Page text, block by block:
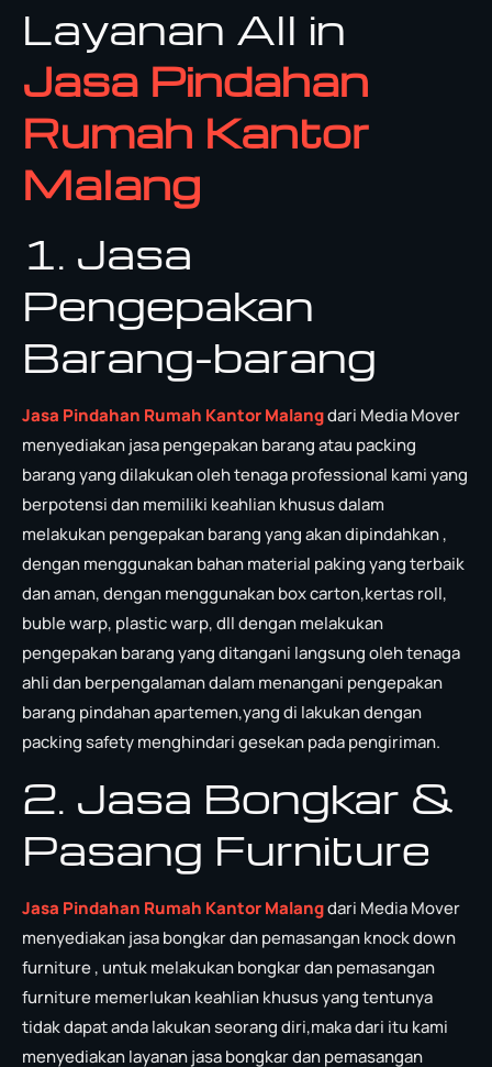
Layanan All in
Jasa Pindahan
Rumah Kantor
Malang
1. Jasa
Pengepakan
Barang-barang
Jasa Pindahan Rumah Kantor Malangdari Media Mover
menyediakan jasa pengepakan barang atau packing
barang yang dilakukan oleh tenaga professional kami yang
berpotensi dan memiliki keahlian khusus dalam
melakukan pengepakan barang yang akan dipindahkan ,
dengan menggunakan bahan material paking yang terbaik
dan aman, dengan menggunakan box carton,kertas roll,
buble warp, plastic warp, dll dengan melakukan
pengepakan barang yang ditangani langsung oleh tenaga
ahli dan berpengalaman dalam menangani pengepakan
barang pindahan apartemen,yang di lakukan dengan
packing safety menghindari gesekan pada pengiriman.
2. Jasa Bongkar &
Pasang Furniture
Jasa Pindahan Rumah Kantor Malangdari Media Mover
menyediakan jasa bongkar dan pemasangan knock down
furniture , untuk melakukan bongkar dan pemasangan
furniture memerlukan keahlian khusus yang tentunya
tidak dapat anda lakukan seorang diri,maka dari itu kami
menyediakan layanan jasa bongkar dan pemasangan